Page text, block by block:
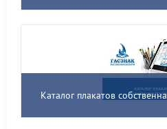
Каталог плакатов